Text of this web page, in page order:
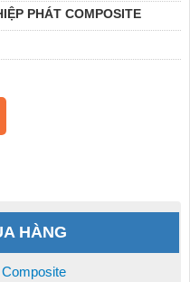
PHÁT COMPOSITE
HÀNG